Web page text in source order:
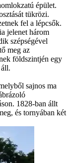
épület.
tükrözi.
fel a lépcsők.
jelenet három
szépségével
meg az
földszintjén egy
sajnos ma
1828-ban állt
és tornyában két